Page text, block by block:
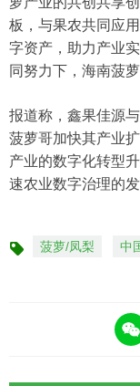
板，与果农共同应
字资产，助力产业
同努力下，海南菠萝
报道称，鑫果佳源
菠萝哥加快其产业
产业的数字化转型
速农业数字治理的发
标 菠萝/凤梨 中